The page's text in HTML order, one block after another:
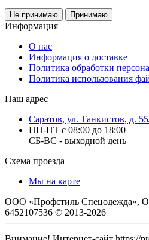
Не принимаю Принимаю
Информация
О нас
Информация о доставке
Политика обработки
Политика использования
Наш адрес
Саратов, ул. Танкистов, д.
ПН-ПТ с 08:00 до 18:00
СБ-ВС - выходной день
Схема проезда
Мы на карте
ООО «Профстиль Спецодежда»,
6452107536 © 2013-2026